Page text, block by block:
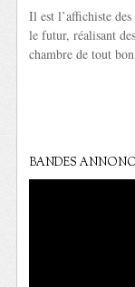
Il est l’affichiste
le futur, réalisant
chambre de tout
BANDES